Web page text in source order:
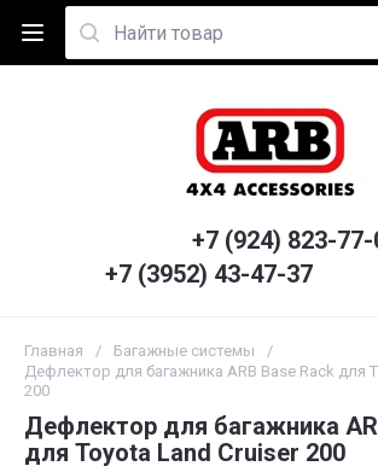
+7 (924) 823-
+7 (3952) 43-47-37
Главная / Багажные системы
/
Дефлектор для багажника ARB Base Rack для
200
Дефлектор для багажника
для Toyota Land Cruiser 200